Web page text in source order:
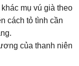
mụ vú già theo
cách tỏ tình cần
của thanh niên